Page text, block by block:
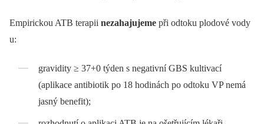
Empirickou ATB terapii nezahajujeme při odtoku plodové vody
u:
gravidity ≥ 37+0 týden s negativní GBS kultivací
(aplikace antibiotik po 18 hodinách po odtoku VP nemá
jasný benefit);